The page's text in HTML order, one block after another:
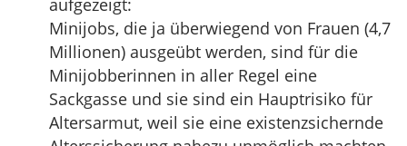
Minijobs, die ja überwiegend von Frauen (4,7
Millionen) ausgeübt werden, sind für die
Minijobberinnen in aller Regel eine
Sackgasse und sie sind ein Hauptrisiko für
Altersarmut, weil sie eine existenzsichernde